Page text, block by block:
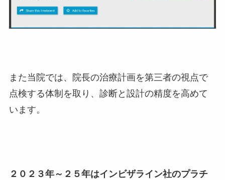
また当院では、院長の治療計画を第三者の視点で
点検する体制を取り、診断と設計の精度を高めて
います。
２０２３年～２５年はインビザライン社のプラチ